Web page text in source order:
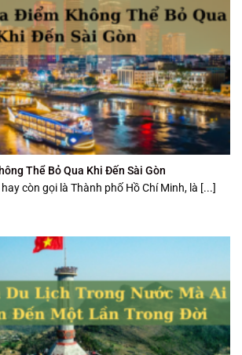
Thể Bỏ Qua Khi Đến Sài Gòn
còn gọi là Thành phố Hồ Chí Minh, là [...]